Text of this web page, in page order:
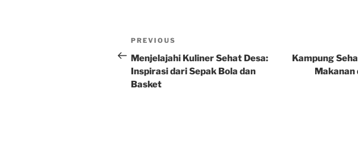
Post
navigation
Previous
Post
PREVIOUS
Menjelajahi Kuliner Sehat Desa:
Inspirasi dari Sepak Bola dan
Basket
Kampung
Makanan